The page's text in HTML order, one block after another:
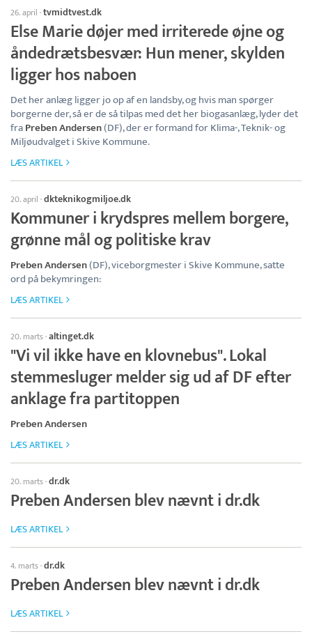
26. april ·tvmidtvest.dk
Else Marie døjer med irriterede øjne og
åndedrætsbesvær: Hun mener, skylden
ligger hos naboen
Det her anlæg ligger jo op af en landsby, og hvis man spørger
borgerne der, så er de så tilpas med det her biogasanlæg, lyder det
fraPreben Andersen(DF), der er formand for Klima-, Teknik- og
Miljøudvalget i Skive Kommune.
LÆS ARTIKEL
20. april ·dkteknikogmiljoe.dk
Kommuner i krydspres mellem borgere,
grønne mål og politiske krav
Preben Andersen(DF), viceborgmester i Skive Kommune, satte
ord på bekymringen:
LÆS ARTIKEL
20. marts·altinget.dk
"Vi vil ikke have en klovnebus". Lokal
stemmesluger melder sig ud af DF efter
anklage fra partitoppen
Preben Andersen
LÆS ARTIKEL
20. marts·dr.dk
Preben Andersen blev nævnt i dr.dk
LÆS ARTIKEL
4. marts·dr.dk
Preben Andersen blev nævnt i dr.dk
LÆS ARTIKEL